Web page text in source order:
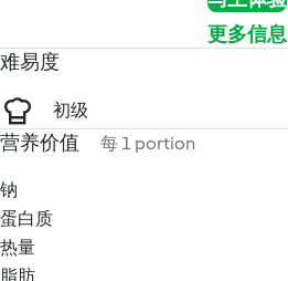
更多信息
难易度
初级
营养价值 每 1 portion
钠
蛋白质
热量
脂肪